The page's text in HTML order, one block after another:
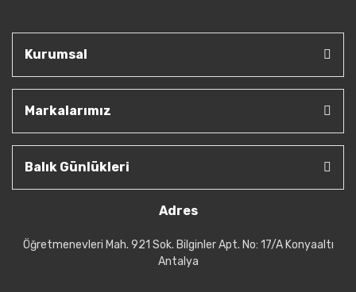
Kurumsal
Markalarımız
Balık Günlükleri
Adres
Öğretmenevleri Mah. 921 Sok. Bilginler Apt. No: 17/A Konyaaltı
Antalya